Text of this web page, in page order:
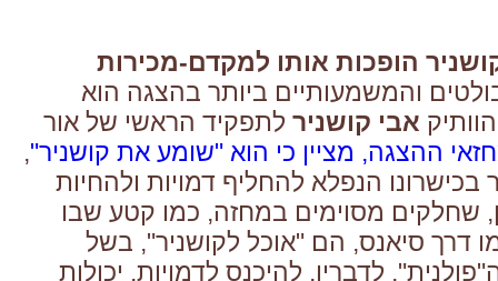
הופכות אותו למקדם-מכירות
והמשמעותיים ביותר בהצגה הוא
אבי קושניר לתפקיד הראשי של אור
ההצגה, מציין כי הוא "שומע את קושניר",
בכישרונו הנפלא להחליף דמויות ולהחיות
שחלקים מסוימים במחזה, כמו קטע שבו
דרך סיאנס, הם "אוכל לקושניר", בשל
לדבריו, להיכנס לדמויות. יכולות